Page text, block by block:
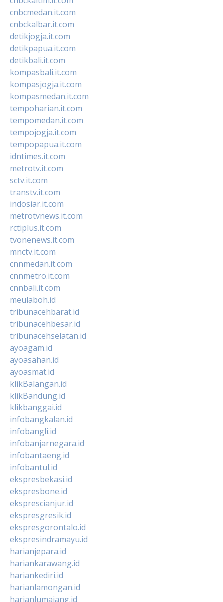
cnbcmedan.it.com
cnbckalbar.it.com
detikjogja.it.com
detikpapua.it.com
detikbali.it.com
kompasbali.it.com
kompasjogja.it.com
kompasmedan.it.com
tempoharian.it.com
tempomedan.it.com
tempojogja.it.com
tempopapua.it.com
idntimes.it.com
metrotv.it.com
sctv.it.com
transtv.it.com
indosiar.it.com
metrotvnews.it.com
rctiplus.it.com
tvonenews.it.com
mnctv.it.com
cnnmedan.it.com
cnnmetro.it.com
cnnbali.it.com
meulaboh.id
tribunacehbarat.id
tribunacehbesar.id
tribunacehselatan.id
ayoagam.id
ayoasahan.id
ayoasmat.id
klikBalangan.id
klikBandung.id
klikbanggai.id
infobangkalan.id
infobangli.id
infobanjarnegara.id
infobantaeng.id
infobantul.id
ekspresbekasi.id
ekspresbone.id
eksprescianjur.id
ekspresgresik.id
ekspresgorontalo.id
ekspresindramayu.id
harianjepara.id
hariankarawang.id
hariankediri.id
harianlamongan.id
harianlumajang.id